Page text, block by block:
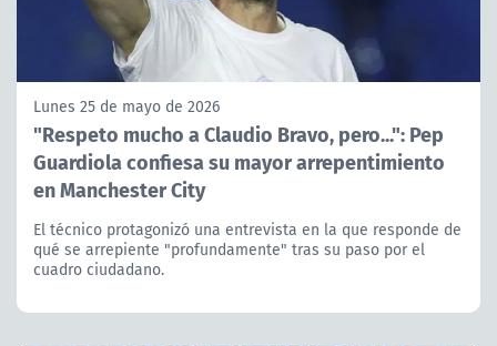
Lunes 25 de mayo de 2026
"Respeto mucho a Claudio Bravo, pero...": Pep
Guardiola confiesa su mayor arrepentimiento
en Manchester City
El técnico protagonizó una entrevista en la que responde de
qué se arrepiente "profundamente" tras su paso por el
cuadro ciudadano.